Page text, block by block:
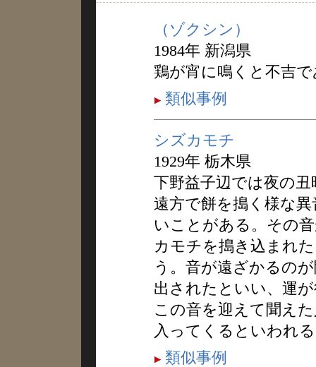
（ゾクシン）
1984年 新潟県
鶏が宵に鳴くと不吉
類似事例
シズカモチ
1929年 栃木県
下野益子辺では夜の
遠方で餅を搗く様な
いことがある。その
カモチを搗き込まれ
う。音が遠ざかるの
出されたといい、運
この音を迎えて聞え
入ってくるといわれ
類似事例